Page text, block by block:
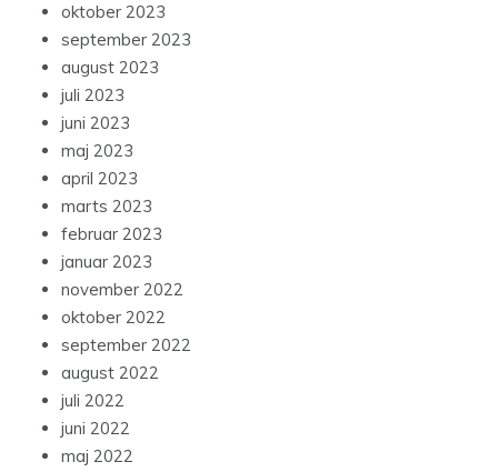
oktober 2023
september 2023
august 2023
juli 2023
juni 2023
maj 2023
april 2023
marts 2023
februar 2023
januar 2023
november 2022
oktober 2022
september 2022
august 2022
juli 2022
juni 2022
maj 2022